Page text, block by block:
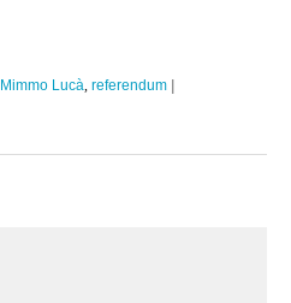
Mimmo Lucà referendum |